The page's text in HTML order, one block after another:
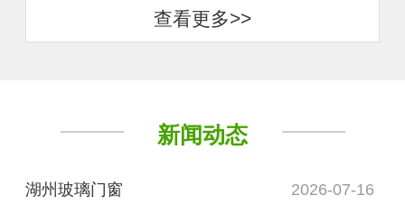
查看更多>>
新闻动态
湖州玻璃门窗 2026-07-16